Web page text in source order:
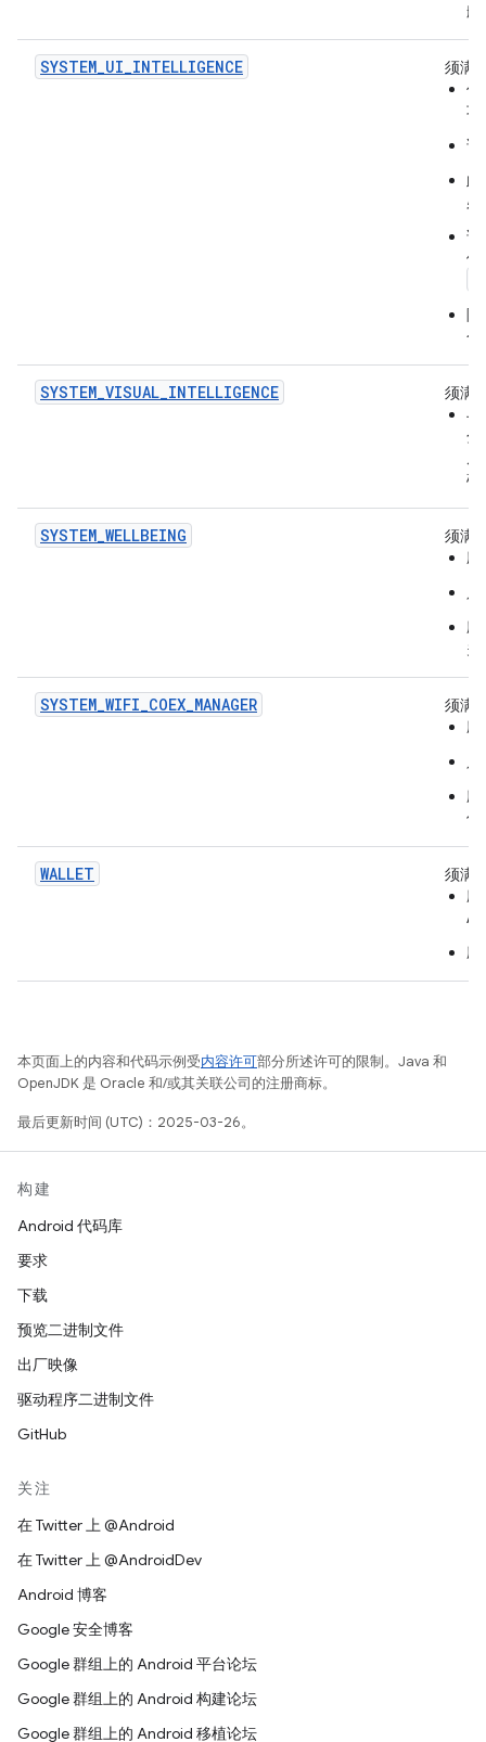
航
SYSTEM_UI_INTELLIGENCE
须满
作
功
该
必
该
体
除
个
SYSTEM_VISUAL_INTELLIGENCE
须满
与
分
屏
确
SYSTEM_WELLBEING
须满
应
只
应
关
SYSTEM_WIFI_COEX_MANAGER
须满
应
只
应
信
WALLET
须满
应
本页面上的内容和代码示例受内容许可部分所述许可的限制。Java 和
OpenJDK 是 Oracle 和/或其关联公司的注册商标。
最后更新时间 (UTC)：2025-03-26。
构建
Android 代码库
要求
下载
预览二进制文件
出厂映像
驱动程序二进制文件
GitHub
关注
在 Twitter 上 @Android
在 Twitter 上 @AndroidDev
Android 博客
Google 安全博客
Google 群组上的 Android 平台论坛
Google 群组上的 Android 构建论坛
Google 群组上的 Android 移植论坛